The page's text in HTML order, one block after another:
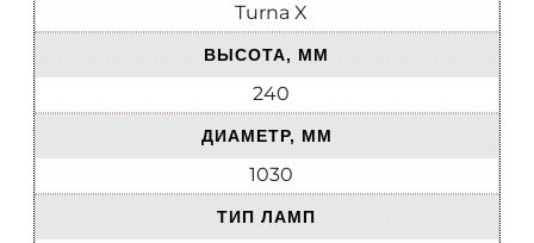
Turna X
ВЫСОТА, ММ
240
ДИАМЕТР, ММ
1030
ТИП ЛАМП